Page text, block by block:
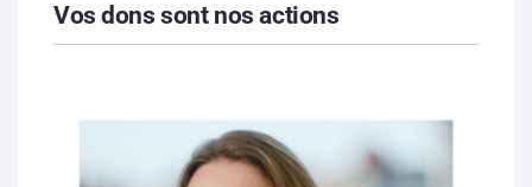
Vos dons sont nos actions